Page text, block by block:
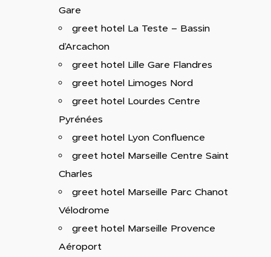
Gare
greet hotel La Teste – Bassin
d’Arcachon
greet hotel Lille Gare Flandres
greet hotel Limoges Nord
greet hotel Lourdes Centre
Pyrénées
greet hotel Lyon Confluence
greet hotel Marseille Centre Saint
Charles
greet hotel Marseille Parc Chanot
Vélodrome
greet hotel Marseille Provence
Aéroport